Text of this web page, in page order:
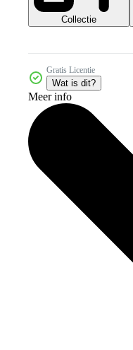
Collectie
Gratis Licentie
Wat is dit?
Meer info